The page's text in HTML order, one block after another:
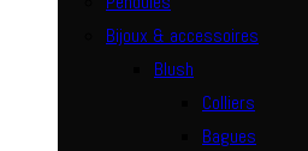
Bijoux & accessoires
Blush
Colliers
Bagues